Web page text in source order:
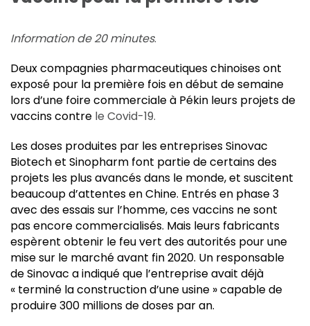
Information de 20 minutes.
Deux compagnies pharmaceutiques chinoises ont
exposé pour la première fois en début de semaine
lors d’une foire commerciale à Pékin leurs projets de
vaccins contre le Covid-19.
Les doses produites par les entreprises Sinovac
Biotech et Sinopharm font partie de certains des
projets les plus avancés dans le monde, et suscitent
beaucoup d’attentes en Chine. Entrés en phase 3
avec des essais sur l’homme, ces vaccins ne sont
pas encore commercialisés. Mais leurs fabricants
espèrent obtenir le feu vert des autorités pour une
mise sur le marché avant fin 2020. Un responsable
de Sinovac a indiqué que l’entreprise avait déjà
« terminé la construction d’une usine » capable de
produire 300 millions de doses par an.